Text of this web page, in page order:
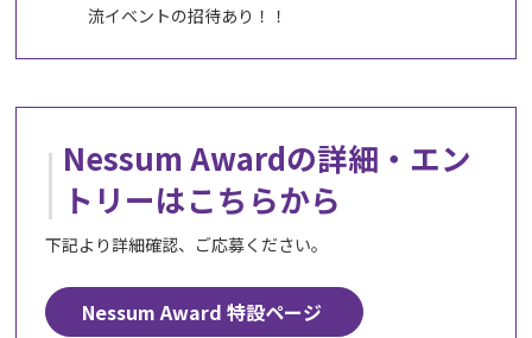
流イベントの招待あり！！
Nessum Awardの詳細・エン
トリーはこちらから
下記より詳細確認、ご応募ください。
Nessum Award 特設ページ